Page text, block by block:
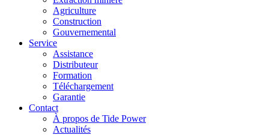
Agriculture
Construction
Gouvernemental
Service
Assistance
Distributeur
Formation
Téléchargement
Garantie
Contact
À propos de Tide Power
Actualités